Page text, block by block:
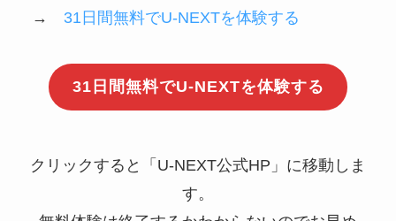
→ 31日間無料でU-NEXTを体験する
31日間無料でU-NEXTを体験する
クリックすると「U-NEXT公式HP」に移動しま
す。